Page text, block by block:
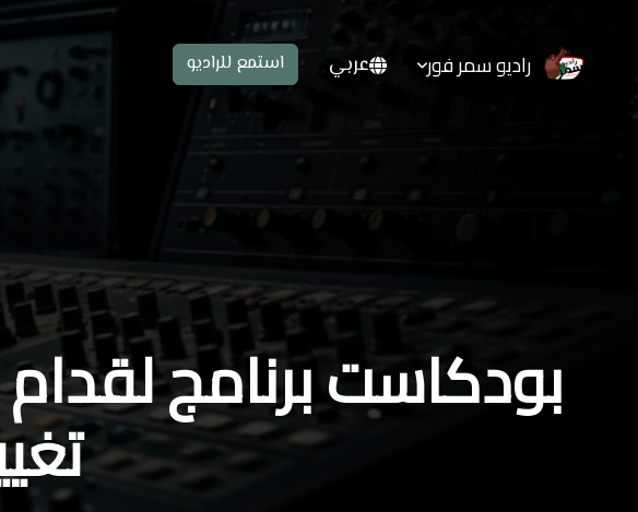
راديو سمر فور عربي استمع للراديو
بودكاست برنامج